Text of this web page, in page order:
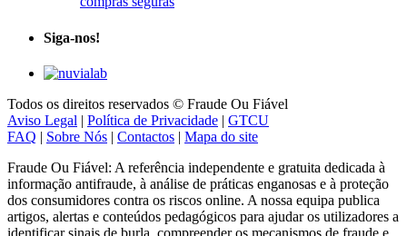
Aviso Legal|Política de Privacidade| GTCU
FAQ|Sobre Nós|Contactos|Mapa do site
informação antifraude, à análise de práticas enganosas e à proteção
dos consumidores contra os riscos online. A nossa equipa publica
artigos, alertas e conteúdos pedagógicos para ajudar os utilizadores a
identificar sinais de burla, compreender os mecanismos de fraude e
adotar os reflexos corretos perante as burlas digitais.